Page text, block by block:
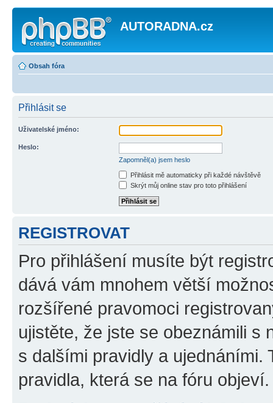
AUTORADNA.cz
Obsah fóra
Přihlásit se
Uživatelské jméno:
Heslo:
Zapomněl(a) jsem heslo
Přihlásit mě automaticky při každé návštěvě
Skrýt můj online stav pro toto přihlášení
REGISTROVAT
Pro přihlášení musíte být
dává vám mnohem větší
rozšířené pravomoci
ujistěte, že jste se obeznámili s
s dalšími pravidly a ujednáními.
pravidla, která se na fóru objeví.